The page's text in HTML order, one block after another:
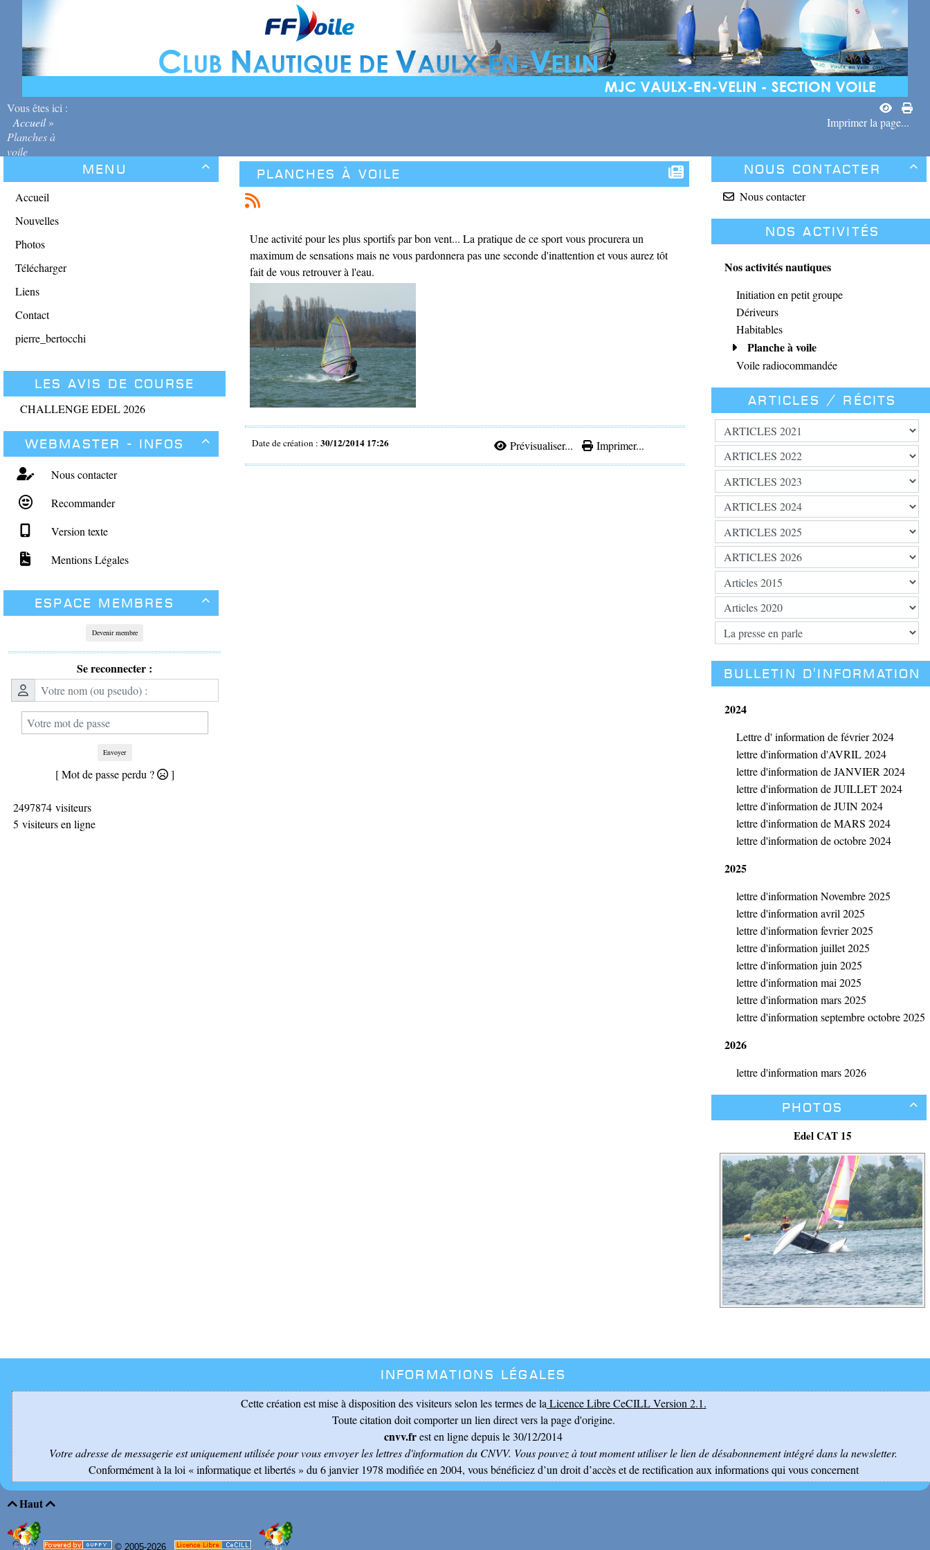
Vous êtes ici :
Accueil»
Planches à
voile
Imprimer la page...

Menu
Accueil
Nouvelles
Photos
Télécharger
Liens
Contact
pierre_bertocchi
Les avis de course
CHALLENGE EDEL 2026

Webmaster - Infos
Nous contacter
Recommander
Version texte
Mentions Légales

Espace membres
Devenir membre
Se reconnecter :
Envoyer
[ Mot de passe perdu ? ]
2497874 visiteurs
5 visiteurs en ligne
Planches à voile
Une activité pour les plus sportifs par bon vent... La pratique de ce sport vous procurera un
maximum de sensations mais ne vous pardonnera pas une seconde d'inattention et vous aurez tôt
fait de vous retrouver à l'eau.
Date de création : 30/12/2014 17:26 Prévisualiser... Imprimer...

Nous contacter
Nous contacter
Nos activités
Nos activités nautiques
Initiation en petit groupe
Dériveurs
Habitables
Planche à voile
Voile radiocommandée
Articles / Récits
BULLETIN D'INFORMATION
2024
Lettre d' information de février 2024
lettre d'information d'AVRIL 2024
lettre d'information de JANVIER 2024
lettre d'information de JUILLET 2024
lettre d'information de JUIN 2024
lettre d'information de MARS 2024
lettre d'information de octobre 2024
2025
lettre d'information Novembre 2025
lettre d'information avril 2025
lettre d'information fevrier 2025
lettre d'information juillet 2025
lettre d'information juin 2025
lettre d'information mai 2025
lettre d'information mars 2025
lettre d'information septembre octobre 2025
2026
lettre d'information mars 2026

Photos
Edel CAT 15
Informations légales
Cette création est mise à disposition des visiteurs selon les termes de la Licence Libre CeCILL Version 2.1.
Toute citation doit comporter un lien direct vers la page d'origine.
cnvv.frest en ligne depuis le 30/12/2014
Votre adresse de messagerie est uniquement utilisée pour vous envoyer les lettres d'information du CNVV. Vous pouvez à tout moment utiliser le lien de désabonnement intégré dans la newsletter.
Conformément à la loi « informatique et libertés » du 6 janvier 1978 modifiée en 2004, vous bénéficiez d’un droit d’accès et de rectification aux informations qui vous concernent
Haut 
© 2005-2026